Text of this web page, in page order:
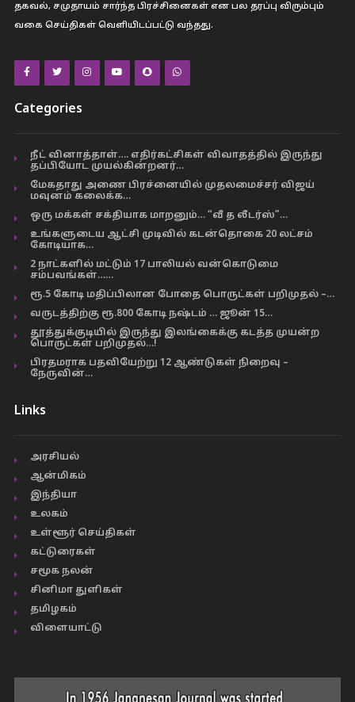
தகவல், சமுதாயம் சார்ந்த பிரச்சினைகள் என பல தரப்பு விரும்பும்
வகை செய்திகள் வெளியிடப்பட்டு வந்தது.
Categories
நீட் வினாத்தாள்…. எதிர்கட்சிகள் விவாதத்தில் இருந்து
தப்பியோட முயல்கின்றனர்…
மேகதாது அணை பிரச்னையில் முதலமைச்சர் விஜய்
மவுனம் கலைக்க…
ஒரு மக்கள் சக்தியாக மாறனும்… “வீ த லீடர்ஸ்”…
உங்களுடைய ஆட்சி முடிவில் கடன்தொகை 20 லட்சம்
கோடியாக…
2 நாட்களில் மட்டும் 17 பாலியல் வன்கொடுமை
சம்பவங்கள்……
ரூ.5 கோடி மதிப்பிலான போதை பொருட்கள் பறிமுதல் –…
வருடத்திற்கு ரூ.800 கோடி நஷ்டம் … ஜூன் 15…
தூத்துக்குடியில் இருந்து இலங்கைக்கு கடத்த முயன்ற
பொருட்கள் பறிமுதல்…!
பிரதமராக பதவியேற்று 12 ஆண்டுகள் நிறைவு –
நேருவின்…
Links
அரசியல்
ஆன்மிகம்
இந்தியா
உலகம்
உள்ளூர் செய்திகள்
கட்டுரைகள்
சமூக நலன்
சினிமா துளிகள்
தமிழகம்
விளையாட்டு